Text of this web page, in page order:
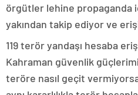
örgütler lehine propaganda
yakından takip ediyor ve
119 terör yandaşı hesaba
Kahraman güvenlik
teröre nasıl geçit